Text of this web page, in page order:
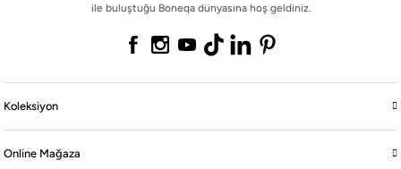
ile buluştuğu Boneqa dünyasına hoş geldiniz.
Koleksiyon
Online Mağaza
Yasal